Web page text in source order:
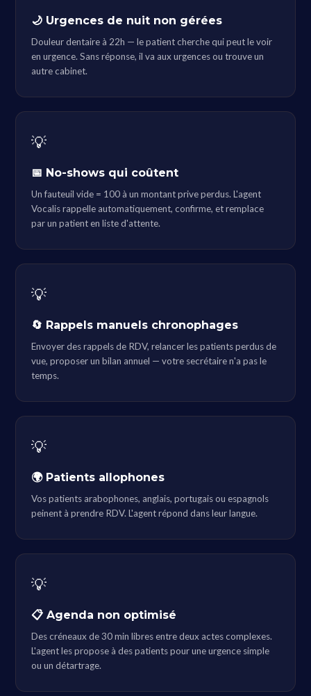
🌙 Urgences de nuit non gérées
Douleur dentaire à 22h — le patient cherche qui peut le voir
en urgence. Sans réponse, il va aux urgences ou trouve un
autre cabinet.
💡
📅 No-shows qui coûtent
Un fauteuil vide = 100 à un montant prive perdus. L'agent
Vocalis rappelle automatiquement, confirme, et remplace
par un patient en liste d'attente.
💡
🔄 Rappels manuels chronophages
Envoyer des rappels de RDV, relancer les patients perdus de
vue, proposer un bilan annuel — votre secrétaire n'a pas le
temps.
💡
🌍 Patients allophones
Vos patients arabophones, anglais, portugais ou espagnols
peinent à prendre RDV. L'agent répond dans leur langue.
💡
📋 Agenda non optimisé
Des créneaux de 30 min libres entre deux actes complexes.
L'agent les propose à des patients pour une urgence simple
ou un détartrage.